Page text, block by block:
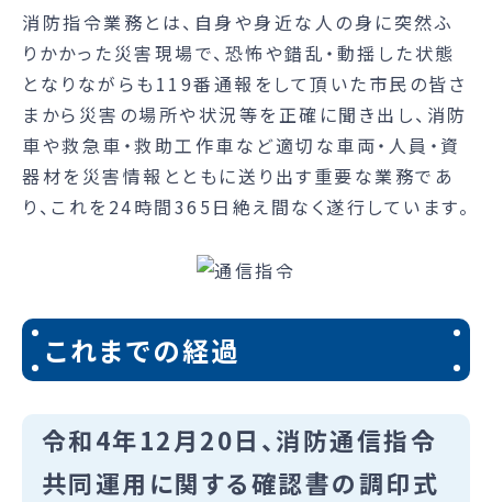
消防指令業務とは、自身や身近な人の身に突然ふ
りかかった災害現場で、恐怖や錯乱・動揺した状態
となりながらも119番通報をして頂いた市民の皆さ
まから災害の場所や状況等を正確に聞き出し、消防
車や救急車・救助工作車など適切な車両・人員・資
器材を災害情報とともに送り出す重要な業務であ
り、これを24時間365日絶え間なく遂行しています。
これまでの経過
令和4年12月20日、消防通信指令
共同運用に関する確認書の調印式